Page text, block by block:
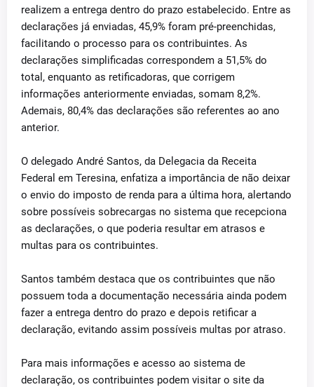
realizem a entrega dentro do prazo estabelecido. Entre as
declarações já enviadas, 45,9% foram pré-preenchidas,
facilitando o processo para os contribuintes. As
declarações simplificadas correspondem a 51,5% do
total, enquanto as retificadoras, que corrigem
informações anteriormente enviadas, somam 8,2%.
Ademais, 80,4% das declarações são referentes ao ano
anterior.
O delegado André Santos, da Delegacia da Receita
Federal em Teresina, enfatiza a importância de não deixar
o envio do imposto de renda para a última hora, alertando
sobre possíveis sobrecargas no sistema que recepciona
as declarações, o que poderia resultar em atrasos e
multas para os contribuintes.
Santos também destaca que os contribuintes que não
possuem toda a documentação necessária ainda podem
fazer a entrega dentro do prazo e depois retificar a
declaração, evitando assim possíveis multas por atraso.
Para mais informações e acesso ao sistema de
declaração, os contribuintes podem visitar o site da